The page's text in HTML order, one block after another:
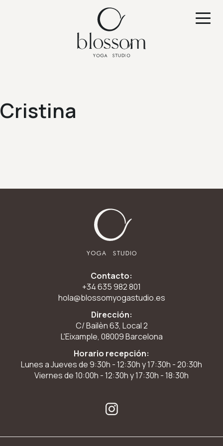
Cristina
Contacto:
+34 635 982 801
hola@blossomyogastudio.es
Dirección:
C/ Bailèn 63, Local 2
L'Eixample, 08009 Barcelona
Horario recepción:
Lunes a Jueves de 9:30h - 12:30h y 17:30h - 20:30h
Viernes de 10:00h - 12:30h y 17:30h - 18:30h